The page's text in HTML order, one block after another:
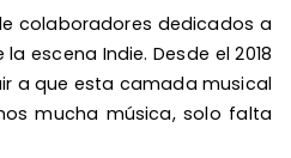
colaboradores dedicados a
escena Indie. Desde el 2018
a que esta camada musical
mucha música, solo falta